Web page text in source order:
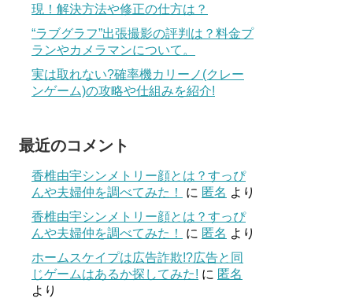
現！解決方法や修正の仕方は？
“ラブグラフ”出張撮影の評判は？料金プ
ランやカメラマンについて。
実は取れない?確率機カリーノ(クレー
ンゲーム)の攻略や仕組みを紹介!
最近のコメント
香椎由宇シンメトリー顔とは？すっぴ
んや夫婦仲を調べてみた！
に 匿名 より
香椎由宇シンメトリー顔とは？すっぴ
んや夫婦仲を調べてみた！
に 匿名 より
ホームスケイプは広告詐欺!?広告と同
じゲームはあるか探してみた! に 匿名
より